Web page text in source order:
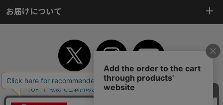
お届けについて
TOP 初めてご利用のお客様へ ご利用案内
個人情報保護方針